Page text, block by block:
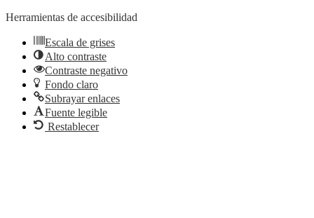
Herramientas de accesibilidad
Escala de grises
Alto contraste
Contraste negativo
Fondo claro
Subrayar enlaces
Fuente legible
Restablecer